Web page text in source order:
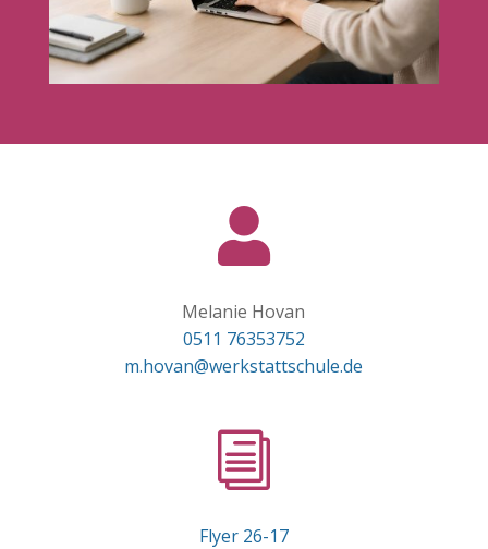

Melanie Hovan
0511 76353752
m.hovan@werkstattschule.de
i
Flyer 26-17